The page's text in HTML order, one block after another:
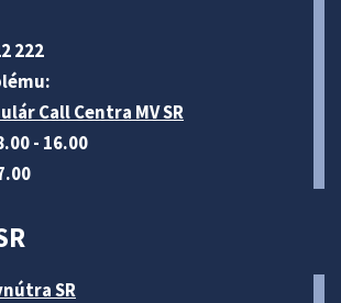
222
Call Centra MV SR
- 16.00
SR